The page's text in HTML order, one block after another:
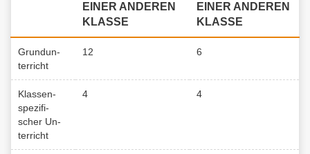
EINER AN­DE­REN
KLAS­SE
EINER AN­DE­REN
KLAS­SE
Grund­un­
ter­richt
12 6
Klas­sen­
spe­zi­fi­
scher Un­
ter­richt
4 4